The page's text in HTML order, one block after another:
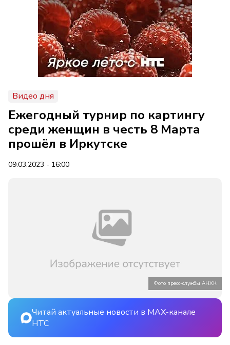
Видео дня
Ежегодный турнир по картингу
среди женщин в честь 8 Марта
прошёл в Иркутске
09.03.2023 - 16:00
Фото пресс-службы АНХК
Читай актуальные новости в MAX-канале
НТС